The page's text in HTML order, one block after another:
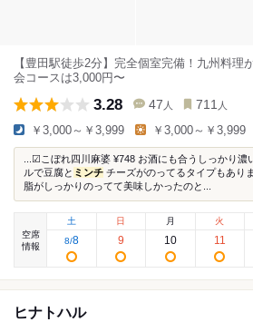
【豊田駅徒歩2分】完全個室完備！九州料
会コースは3,000円〜
3.28 47 人 711 人
￥3,000～￥3,999 ￥3,000～￥3,999
...︎︎︎︎☑︎こぼれ四川麻婆 ¥748 お酒にも合うしっかり
ルで豆腐と ミンチ チーズがのってるタイプもあ
脂がしっかりのってて美味しかったのと...
空席
情報
土
8/8
日
9
月
10
火
11
ヒナトハル